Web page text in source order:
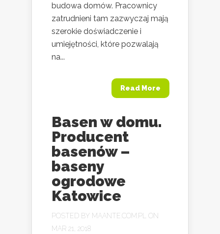
budowa domów. Pracownicy
zatrudnieni tam zazwyczaj mają
szerokie doświadczenie i
umiejętności, które pozwalają
na...
Read More
Basen w domu.
Producent
basenów –
baseny
ogrodowe
Katowice
POSTED BY MAANTE.COM.PL
ON
MAR 21, 2018